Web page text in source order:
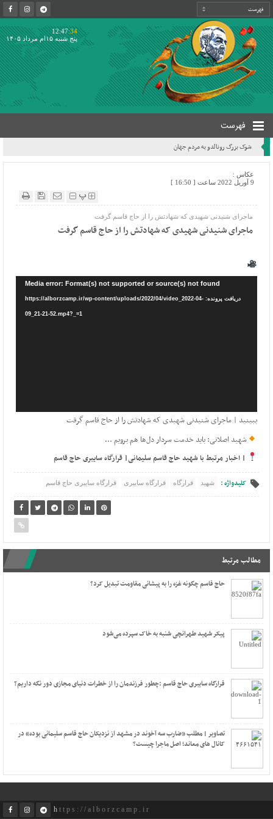
12:47:34
پنج شنبه ۱۵ام مرداد ۱۴۰۵
فهرست
شوک بزرگ رونالدو به مردم جهان
عکاس :
9 آوریل 2022 ساعت [ 16:50 ]
پ
ماجرای شنیدنی شهیدی که شهادتش را از حاج قاسم گرفت
ماجرای شنیدنی شهیدی که شهادتش را از حاج قاسم گرفت
Media error: Format(s) not supported or source(s) not found
دریافت پرونده: https://alborzcamp.ir/wp-content/uploads/2022/04/video_2022-04-
09_21-21-52.mp4?_=1
ببینید | ماجرای شنیدنی شهیدی که شهادتش را از حاج قاسم گرفت
شهید اصلانی: باید خدمت سردار دل‌ها هم برویم …
| اخبار مرتبط با شهید حاج قاسم سلیمانی| قرارگاه سایبری حاج قاسم
کلیدواژه : شهید قرارگاه قرارگاه سایبری قرارگاه سایبری حاج قاسم
مطالب مرتبط
حاج قاسم چگونه غزه را به پیشانی مقاومت تبدیل کرد؟
پیکر شهید طهرانچی شنبه به خاک سپرده می‌شود
قرارگاه سایبری حاج قاسم :چطور فرزندمان را از خطرات دنیای مجازی دور نگه داریم؟
تصاویر | مطلب «ضارب سه آخوند در مشهد از نزدیکان حاج قاسم سلیمانی بوده» در
کانال های معاند؛ اصل ماجرا چیست؟
https://alborzcamp.ir